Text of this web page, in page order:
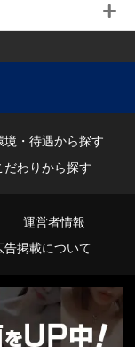
境・待遇から探す
だわりから探す
運営者情報
告掲載について